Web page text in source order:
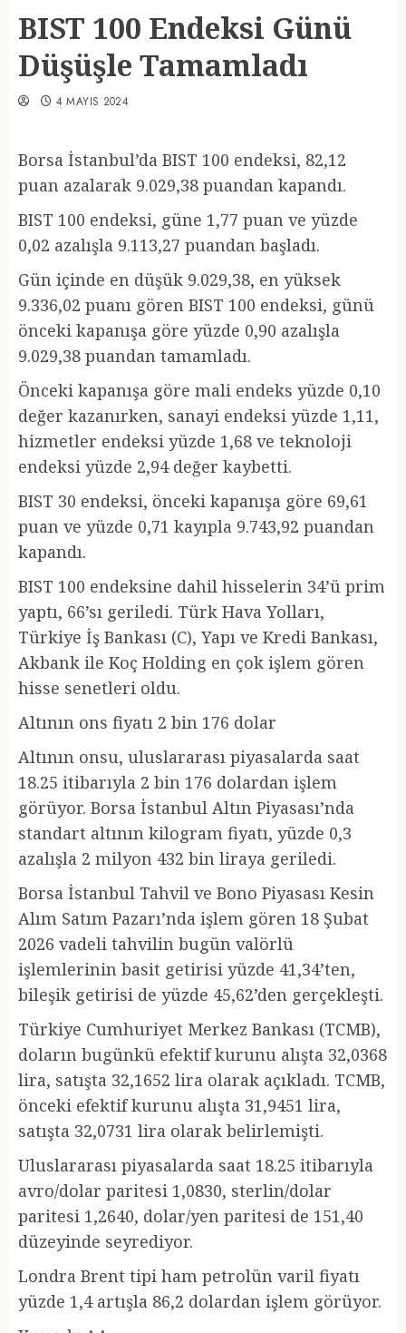
BIST 100 Endeksi Günü
Düşüşle Tamamladı
4 MAYIS 2024
Borsa İstanbul’da BIST 100 endeksi, 82,12
puan azalarak 9.029,38 puandan kapandı.
BIST 100 endeksi, güne 1,77 puan ve yüzde
0,02 azalışla 9.113,27 puandan başladı.
Gün içinde en düşük 9.029,38, en yüksek
9.336,02 puanı gören BIST 100 endeksi, günü
önceki kapanışa göre yüzde 0,90 azalışla
9.029,38 puandan tamamladı.
Önceki kapanışa göre mali endeks yüzde 0,10
değer kazanırken, sanayi endeksi yüzde 1,11,
hizmetler endeksi yüzde 1,68 ve teknoloji
endeksi yüzde 2,94 değer kaybetti.
BIST 30 endeksi, önceki kapanışa göre 69,61
puan ve yüzde 0,71 kayıpla 9.743,92 puandan
kapandı.
BIST 100 endeksine dahil hisselerin 34’ü prim
yaptı, 66’sı geriledi. Türk Hava Yolları,
Türkiye İş Bankası (C), Yapı ve Kredi Bankası,
Akbank ile Koç Holding en çok işlem gören
hisse senetleri oldu.
Altının ons fiyatı 2 bin 176 dolar
Altının onsu, uluslararası piyasalarda saat
18.25 itibarıyla 2 bin 176 dolardan işlem
görüyor. Borsa İstanbul Altın Piyasası’nda
standart altının kilogram fiyatı, yüzde 0,3
azalışla 2 milyon 432 bin liraya geriledi.
Borsa İstanbul Tahvil ve Bono Piyasası Kesin
Alım Satım Pazarı’nda işlem gören 18 Şubat
2026 vadeli tahvilin bugün valörlü
işlemlerinin basit getirisi yüzde 41,34’ten,
bileşik getirisi de yüzde 45,62’den gerçekleşti.
Türkiye Cumhuriyet Merkez Bankası (TCMB),
doların bugünkü efektif kurunu alışta 32,0368
lira, satışta 32,1652 lira olarak açıkladı. TCMB,
önceki efektif kurunu alışta 31,9451 lira,
satışta 32,0731 lira olarak belirlemişti.
Uluslararası piyasalarda saat 18.25 itibarıyla
avro/dolar paritesi 1,0830, sterlin/dolar
paritesi 1,2640, dolar/yen paritesi de 151,40
düzeyinde seyrediyor.
Londra Brent tipi ham petrolün varil fiyatı
yüzde 1,4 artışla 86,2 dolardan işlem görüyor.